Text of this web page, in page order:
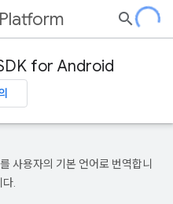
for Android
사용자의 기본 언어로 번역합니
.